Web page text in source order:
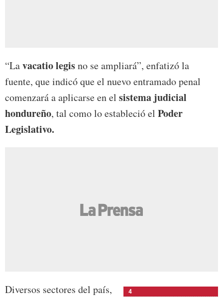
“Lavacatio legisno se ampliará”, enfatizó la
fuente, que indicó que el nuevo entramado penal
comenzará a aplicarse en el sistema judicial
hondureño, tal como lo estableció el Poder
Legislativo.
4
Diversos sectores del país,